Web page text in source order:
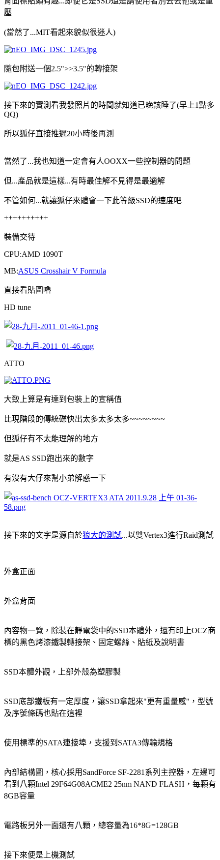
壓
(當然了...MIT看起來貌似很迷人)
隨包附送一個2.5">>3.5"的轉接架
接下來的實測看我發照片的時間就知道已晚該睡了(早上1點多
QQ)
所以狐仔直接推遲20小時後再測
當然了...我也知道一定會有人OOXX一些控制器的問題
但...產品就是這樣...有時最佳解不見得是最適解
不管如何...就讓狐仔來體會一下此等級SSD的速度吧
++++++++++
裝備交待
CPU:AMD 1090T
MB:ASUS Crosshair V Formula
直接看貼圖嚕
HD tune
ATTO
大致上算是有達到包裝上的宣稱值
比現階段的傳統碟快出太多太多太多~~~~~~~~
但狐仔有不太能理解的地方
就是AS SSD跑出來的數字
有沒有大仔來幫小弟解惑一下
接下來的文字是源自於狼大的測試...以雙Vertex3進行Raid測試
外盒正面
外盒背面
內容物一覽，除裝在靜電袋中的SSD本體外，還有印上OCZ商
標的黑色烤漆鐵製轉接架、固定螺絲、貼紙及說明書
SSD本體外觀，上部外殼為塑膠製
SSD底部鐵板有一定厚度，讓SSD拿起來"更有重量感"，型號
及序號條碼也貼在這裡
使用標準的SATA連接埠，支援到SATA3傳輸規格
內部結構圖，核心採用SandForce SF-2281系列主控器，左邊可
看到八顆Intel 29F64G08ACME2 25nm NAND FLASH，每顆有
8GB容量
電路板另外一面還有八顆，總容量為16*8G=128GB
接下來便是上機測試